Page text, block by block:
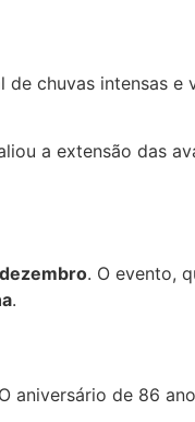
chuvas intensas e
a extensão das
. O evento,
.
aniversário de 86